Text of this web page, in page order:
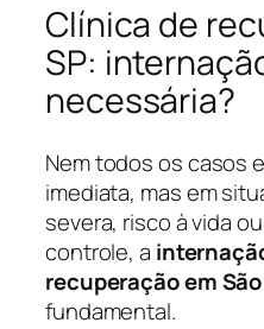
Clínica de
SP:
necessária?
Nem todos os casos
imediata, mas em
severa, risco à vida
controle, a
recuperação em
fundamental.